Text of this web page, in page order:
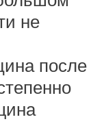
не
после